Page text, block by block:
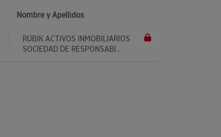
Nombre y Apellidos
RUBIK ACTIVOS INMOBILIARIOS
SOCIEDAD DE RESPONSABI...